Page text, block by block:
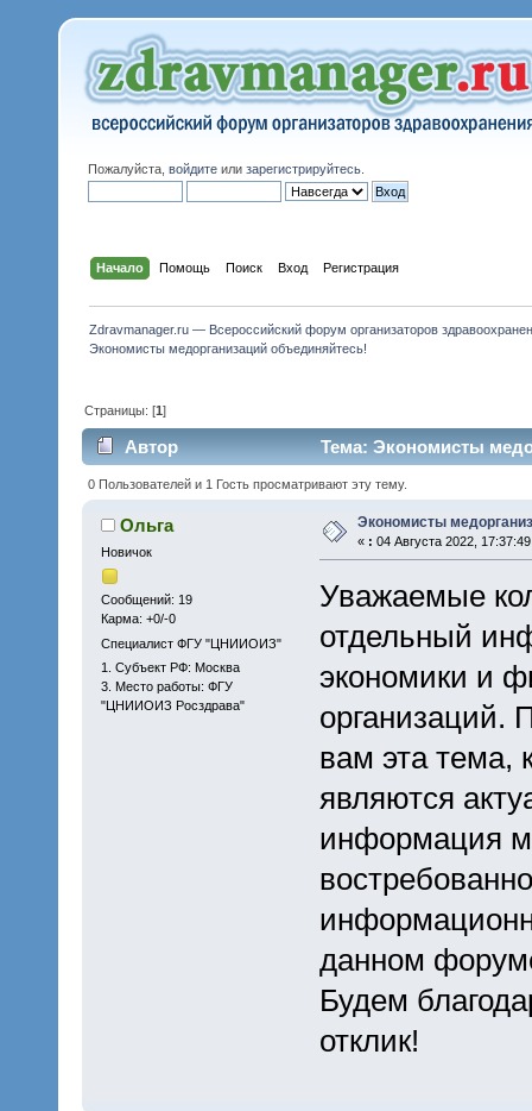
Пожалуйста, войдите или зарегистрируйтесь
Начало Помощь Поиск Вход Регистрация
Zdravmanager.ru — Всероссийский форум организаторов
Экономисты медорганизаций объединяйтесь!
Страницы: [1]
Автор Тема: Экономисты
0 Пользователей и 1 Гость просматривают эту тему.
Ольга
Новичок
Сообщений: 19
Карма: +0/-0
Специалист ФГУ "ЦНИИОИЗ"
1. Субъект РФ: Москва
3. Место работы: ФГУ
"ЦНИИОИЗ Росздрава"
Экономисты
« : 04 Августа 2022,
Уважаемые
отдельный
экономики и
организаций.
вам эта тема,
являются
информация
данном
Будем
отклик!